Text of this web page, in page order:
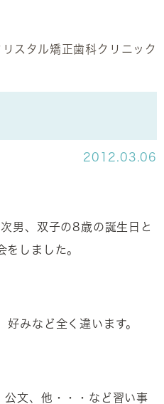
リスタル矯正歯科クリニック
2012.03.06
男、双子の8歳の誕生日と
をしました。
みなど全く違います。
公文、他・・・など習い事